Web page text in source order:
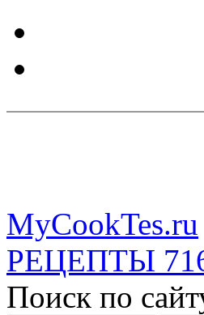
MyCookTes.ru
РЕЦЕПТЫ
Поиск по